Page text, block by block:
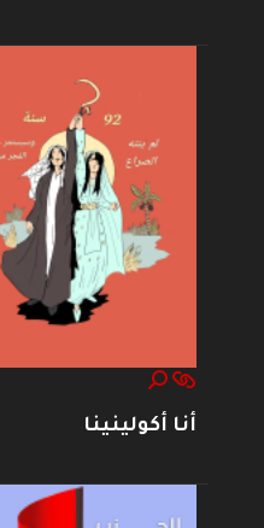
أنا أكولينينا